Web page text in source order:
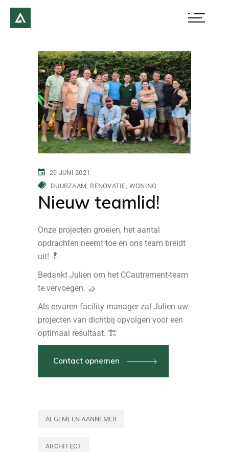
29 JUNI 2021
DUURZAAM RENOVATIE WONING
Nieuw teamlid!
Onze projecten groeien, het aantal
opdrachten neemt toe en ons team breidt
uit! 🔝
Bedankt Julien om het CCautrement-team
te vervoegen. 🤝
Als ervaren facility manager zal Julien uw
projecten van dichtbij opvolgen voor een
optimaal resultaat. 🏗
Contact opnemen
ALGEMEEN AANNEMER
ARCHITECT